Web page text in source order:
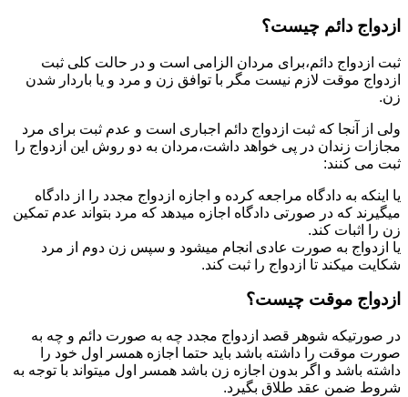
ازدواج دائم چیست؟
ثبت ازدواج دائم،برای مردان الزامی است و در حالت کلی ثبت
ازدواج موقت لازم نیست مگر با توافق زن و مرد و یا باردار شدن
زن.
ولی از آنجا که ثبت ازدواج دائم اجباری است و عدم ثبت برای مرد
مجازات زندان در پی خواهد داشت،مردان به دو روش این ازدواج را
ثبت می کنند:
یا اینکه به دادگاه مراجعه کرده و اجازه ازدواج مجدد را از دادگاه
میگیرند که در صورتی دادگاه اجازه میدهد که مرد بتواند عدم تمکین
زن را اثبات کند.
یا ازدواج به صورت عادی انجام میشود و سپس زن دوم از مرد
شکایت میکند تا ازدواج را ثبت کند.
ازدواج موقت چیست؟
در صورتیکه شوهر قصد ازدواج مجدد چه به صورت دائم و چه به
صورت موقت را داشته باشد باید حتما اجازه همسر اول خود را
داشته باشد و اگر بدون اجازه زن باشد همسر اول میتواند با توجه به
شروط ضمن عقد طلاق بگیرد.